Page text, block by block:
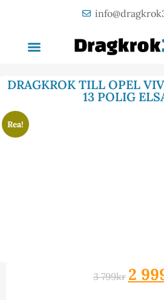
DRAGKROK TILL OPEL
13 POLIG
Rea!
3 799kr 2